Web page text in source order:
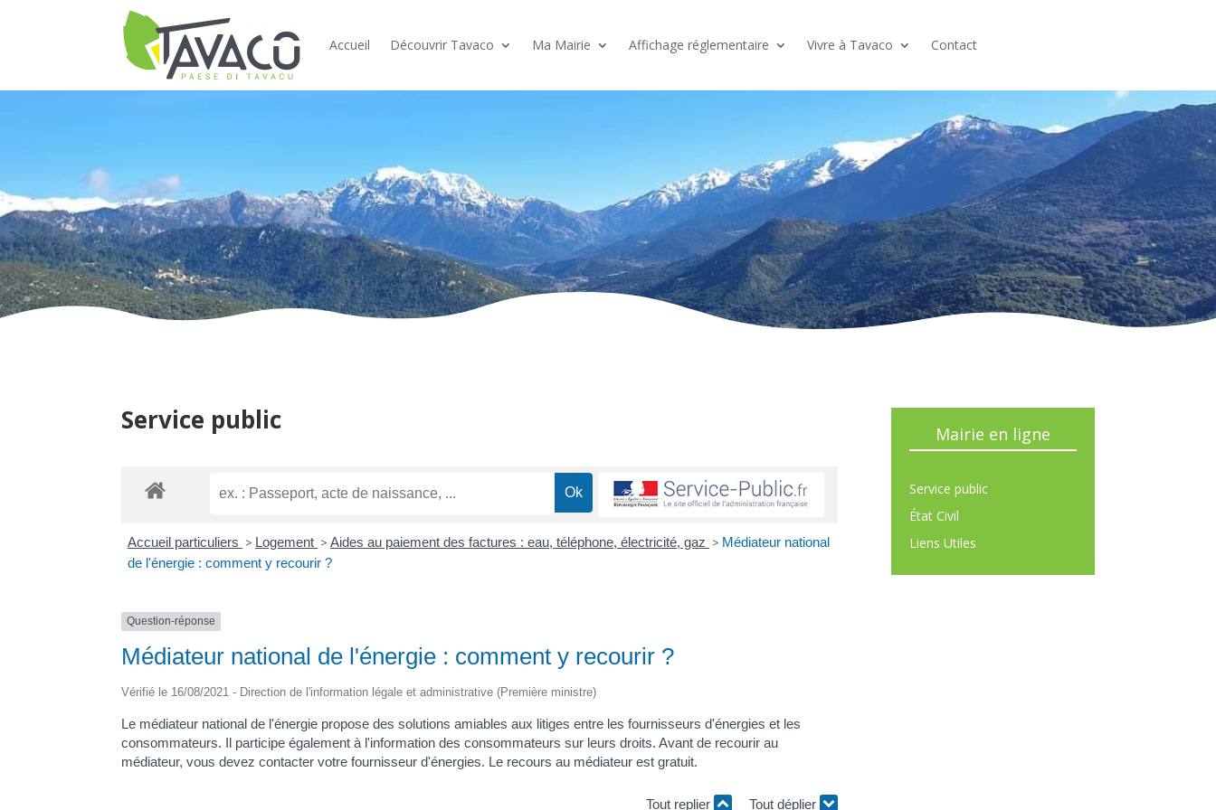
Accueil Découvrir Tavaco Ma Mairie Affichage réglementaire Vivre à Tavaco Contact
Service public
Accueil particuliers > Logement > Aides au paiement des factures : eau, téléphone, électricité, gaz > Médiateur national
de l'énergie : comment y recourir ?
Question-réponse
Médiateur national de l'énergie : comment y recourir ?
Vérifié le 16/08/2021 - Direction de l'information légale et administrative (Première ministre)
Le médiateur national de l'énergie propose des solutions amiables aux litiges entre les fournisseurs d'énergies et les
consommateurs. Il participe également à l'information des consommateurs sur leurs droits. Avant de recourir au
médiateur, vous devez contacter votre fournisseur d'énergies. Le recours au médiateur est gratuit.
Tout replier Tout déplier
Mairie en ligne
Service public
État Civil
Liens Utiles